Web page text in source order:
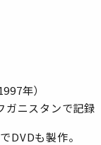
年）
ニスタンで記録
DVDも製作。